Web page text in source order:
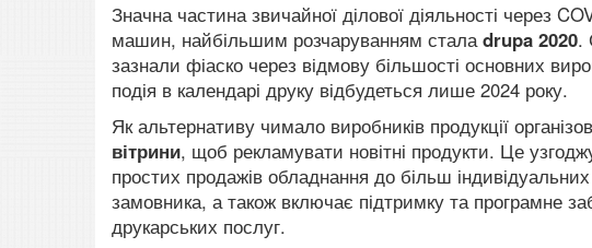
Значна частина звичайної ділової діяльності через
машин, найбільшим розчаруванням сталаdrupa 2020.
зазнали фіаско через відмову більшості основних
подія в календарі друку відбудеться лише 2024 року.
Як альтернативу чимало виробників продукції
вітрини, щоб рекламувати новітні продукти. Це
простих продажів обладнання до більш
замовника, а також включає підтримку та програмне
друкарських послуг.